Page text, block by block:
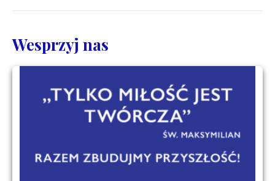
Wesprzyj nas